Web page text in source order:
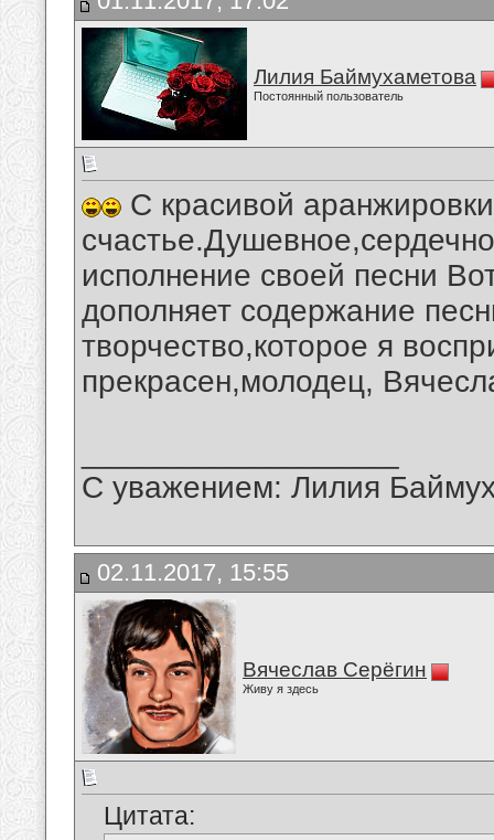
Лилия Баймухаметова
Постоянный пользователь
С красивой
исполнение своей песни
дополняет содержание
творчество,которое я
прекрасен,молодец,
С уважением: Лилия
02.11.2017, 15:55
Вячеслав Серёгин
Живу я здесь
Цитата: